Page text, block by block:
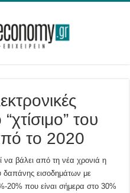
του
το 2020
να βάλει από τη νέα χρονιά η
δαπάνης εισοδημάτων με
20% που είναι σήμερα στο 30%